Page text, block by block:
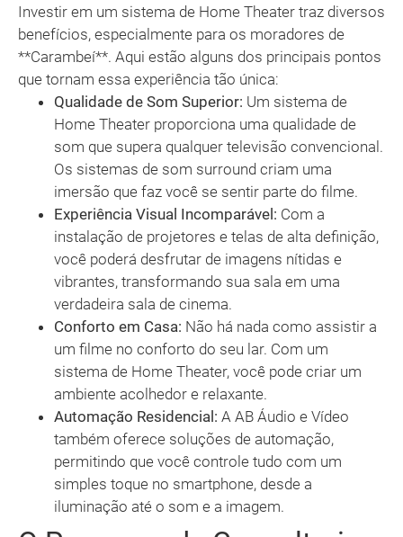
Investir em um sistema de Home Theater traz diversos
benefícios, especialmente para os moradores de
**Carambeí**. Aqui estão alguns dos principais pontos
que tornam essa experiência tão única:
Qualidade de Som Superior: Um sistema de
Home Theater proporciona uma qualidade de
som que supera qualquer televisão convencional.
Os sistemas de som surround criam uma
imersão que faz você se sentir parte do filme.
Experiência Visual Incomparável: Com a
instalação de projetores e telas de alta definição,
você poderá desfrutar de imagens nítidas e
vibrantes, transformando sua sala em uma
verdadeira sala de cinema.
Conforto em Casa: Não há nada como assistir a
um filme no conforto do seu lar. Com um
sistema de Home Theater, você pode criar um
ambiente acolhedor e relaxante.
Automação Residencial: A AB Áudio e Vídeo
também oferece soluções de automação,
permitindo que você controle tudo com um
simples toque no smartphone, desde a
iluminação até o som e a imagem.